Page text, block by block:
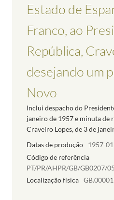
Estado de
Franco, ao
República,
desejando um
Novo
Inclui despacho do
janeiro de 1957 e minuta de
Craveiro Lopes, de 3 de
Datas de produção
1957-
Código de referência
PT/PR/AHPR/GB/GB0207/
Localização física